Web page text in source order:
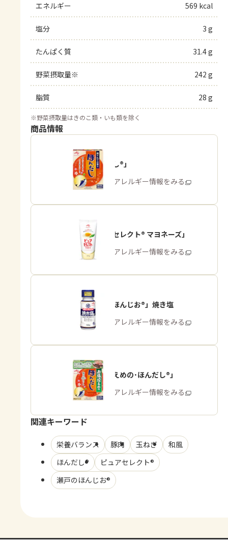
エネルギー 569 kcal
塩分 3 g
たんぱく質 31.4 g
野菜摂取量※ 242 g
脂質 28 g
※野菜摂取量はきのこ類・いも類を除く
商品情報
「ほんだし®」
商品・アレルギー情報をみる
「ピュアセレクト® マヨネーズ」
商品・アレルギー情報をみる
「瀬戸のほんじお®」焼き塩
商品・アレルギー情報をみる
「お塩控えめの･ほんだし®」
商品・アレルギー情報をみる
関連キーワード
栄養バランス 豚肉 玉ねぎ
和風
ほんだし®
ピュアセレクト®
瀬戸のほんじお®